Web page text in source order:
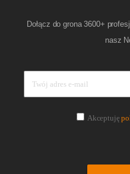
Dołącz do grona 3600+
nasz
Akceptuję